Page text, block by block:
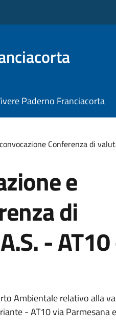
Paderno Franciacorta
Conferenza di
e
di
-
Ambientale relativo alla
- AT10 via Parmesana